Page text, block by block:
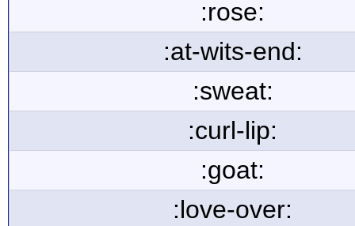
:rose:
:at-wits-end:
:sweat:
:curl-lip:
:goat:
:love-over: